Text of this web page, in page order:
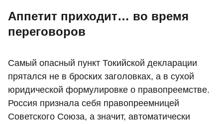
Аппетит приходит… во время
переговоров
Самый опасный пункт Токийской декларации
прятался не в броских заголовках, а в сухой
юридической формулировке о правопреемстве.
Россия признала себя правопреемницей
Советского Союза, а значит, автоматически